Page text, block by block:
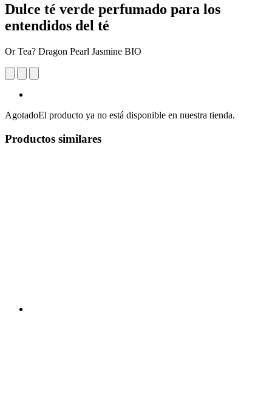
Dulce té verde perfumado para los
entendidos del té
Or Tea? Dragon Pearl Jasmine BIO
AgotadoEl producto ya no está disponible en nuestra tienda.
Productos similares